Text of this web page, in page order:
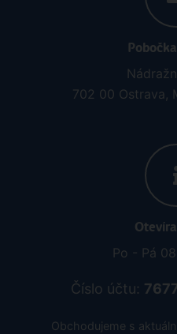
702 00 Ostrava,
Po - Pá
Číslo účtu:
Obchodujeme s